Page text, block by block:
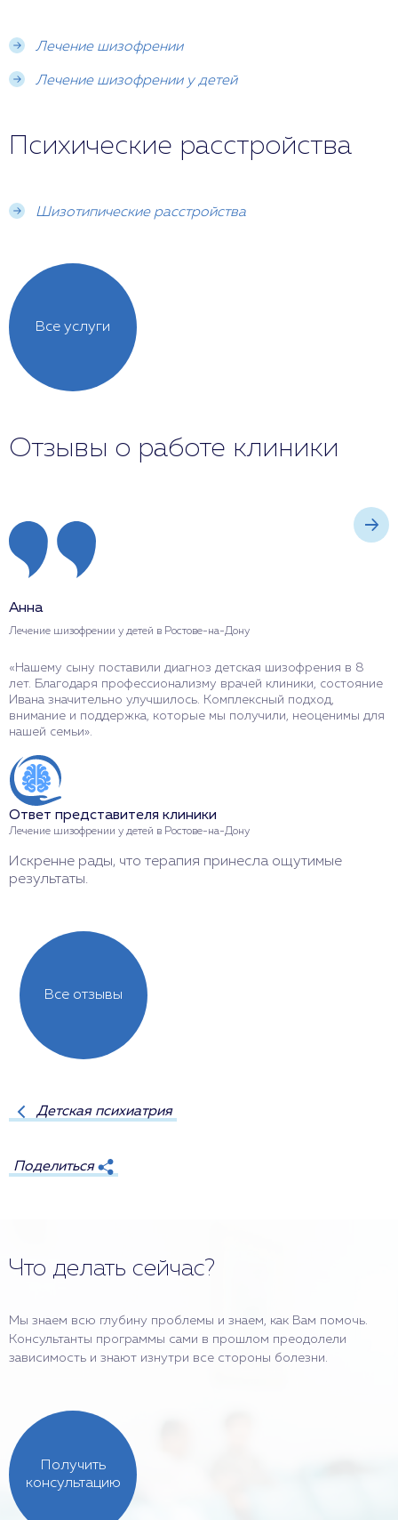
Лечение шизофрении
Лечение шизофрении у детей
Психические расстройства
Шизотипические расстройства
Все услуги
Отзывы о работе клиники
Анна
Лечение шизофрении у детей в Ростове-на-Дону
«Нашему сыну поставили диагноз детская шизофрения в 8
лет. Благодаря профессионализму врачей клиники, состояние
Ивана значительно улучшилось. Комплексный подход,
внимание и поддержка, которые мы получили, неоценимы для
нашей семьи».
Ответ представителя клиники
Лечение шизофрении у детей в Ростове-на-Дону
Искренне рады, что терапия принесла ощутимые
результаты.
Все отзывы
Детская психиатрия
Поделиться
Что делать сейчас?
Мы знаем всю глубину проблемы и знаем, как Вам помочь.
Консультанты программы сами в прошлом преодолели
зависимость и знают изнутри все стороны болезни.
Получить
консультацию